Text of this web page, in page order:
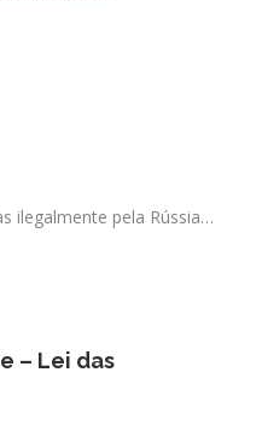
ilegalmente pela Rússia…
– Lei das